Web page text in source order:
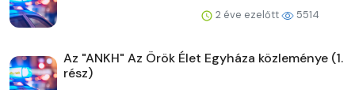
2 éve ezelőtt 5514
Az "ANKH" Az Örök Élet Egyháza közleménye (1.
rész)